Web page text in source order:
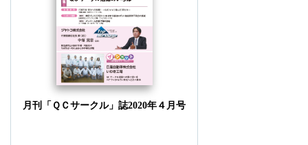
月刊「ＱＣサークル」誌2020年４月号